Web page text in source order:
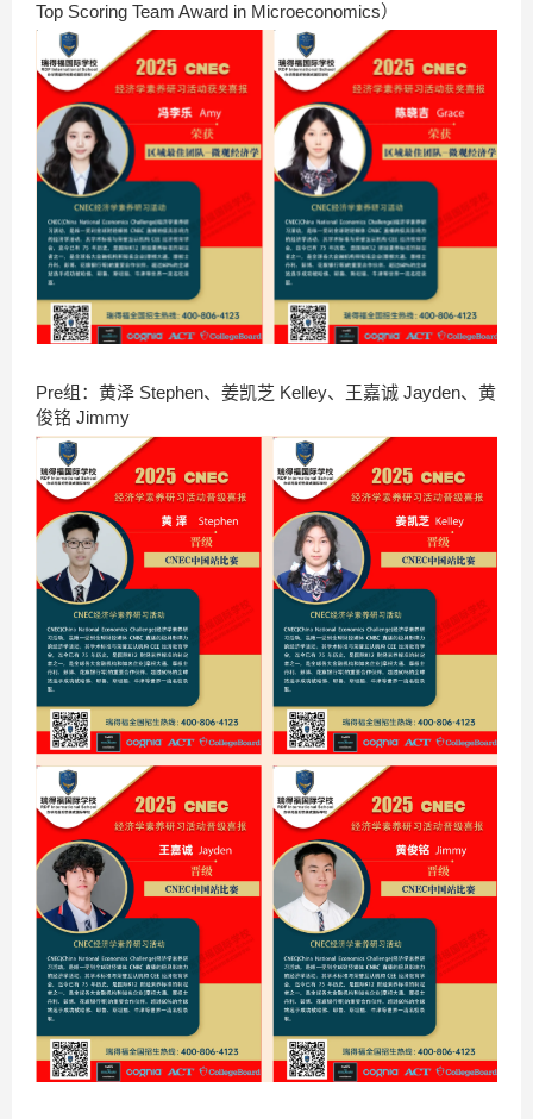
Top Scoring Team Award in Microeconomics）
Pre组：黄泽 Stephen、姜凯芝 Kelley、王嘉诚 Jayden、黄
俊铭 Jimmy